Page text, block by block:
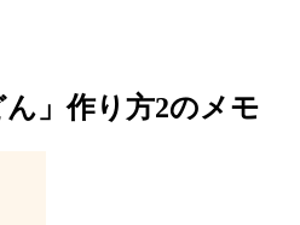
ん」作り方2のメモ